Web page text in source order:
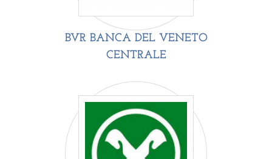
BVR BANCA DEL VENETO
CENTRALE